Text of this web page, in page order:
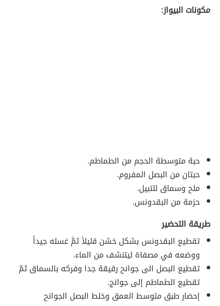
مكونات البيواز:
حبة متوسطة الحجم من الطماطم.
حبتان من البصل المفروم.
ملح وسماق للتبيل.
حزمة من البقدونس.
طريقة التحضير
تقطيع البقدونس بشكل خشن قليلاً ثمَّ غسله جيداً
ووضعه في مصفاة ليتنشف من الماء.
تقطيع البصل الى جوانح رقيقة جدا وفركه بالسماق ثمّ
تقطيع الطماطم إلى جوانج.
إحضار طبق متوسط العمق وخلط البصل الجوانح